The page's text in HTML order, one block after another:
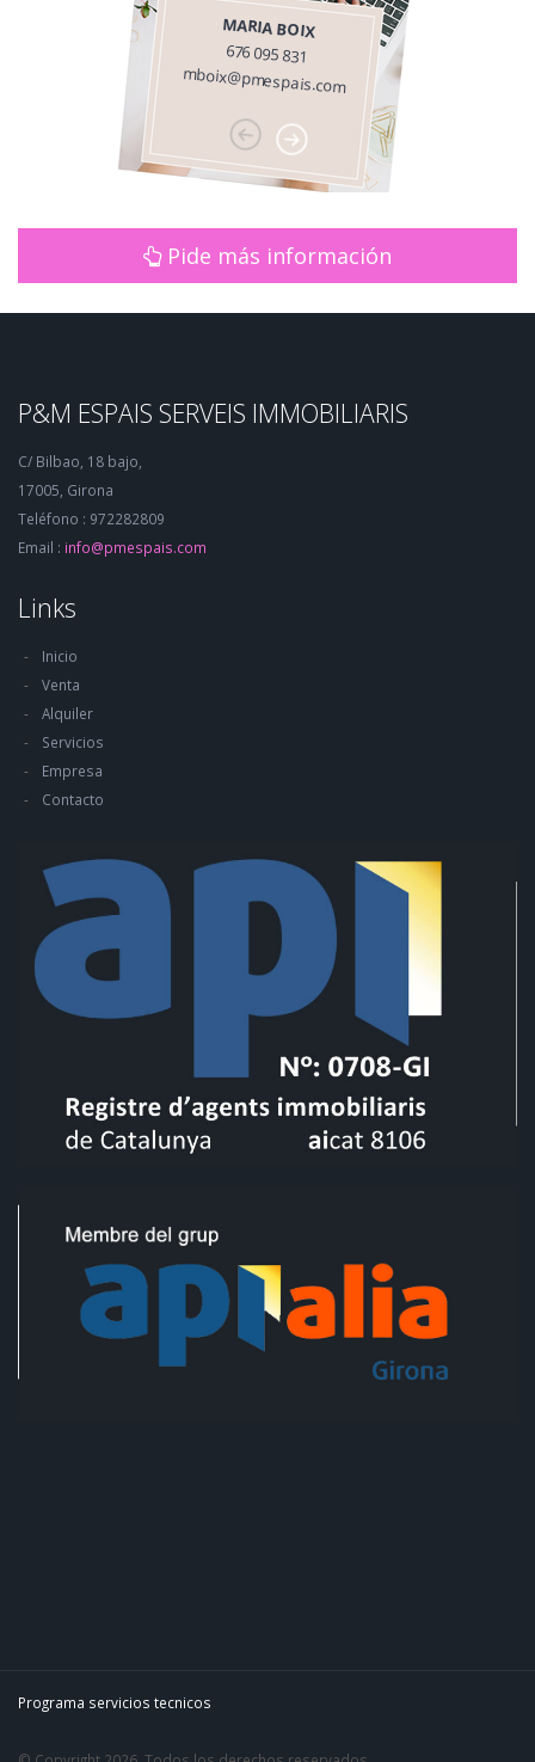
MARIA BOIX
676 095 831
mboix@pmespais.com
Pide más información
P&M ESPAIS SERVEIS IMMOBILIARIS
C/ Bilbao, 18 bajo,
17005, Girona
Teléfono : 972282809
Email : info@pmespais.com
Links
Inicio
Venta
Alquiler
Servicios
Empresa
Contacto
Programa servicios tecnicos